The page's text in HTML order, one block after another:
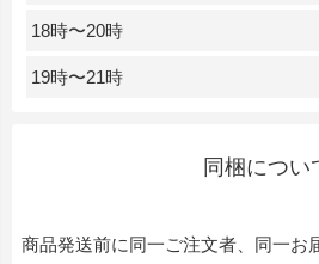
18時〜20時
19時〜21時
同梱につい
商品発送前に同一ご注文者、同一お